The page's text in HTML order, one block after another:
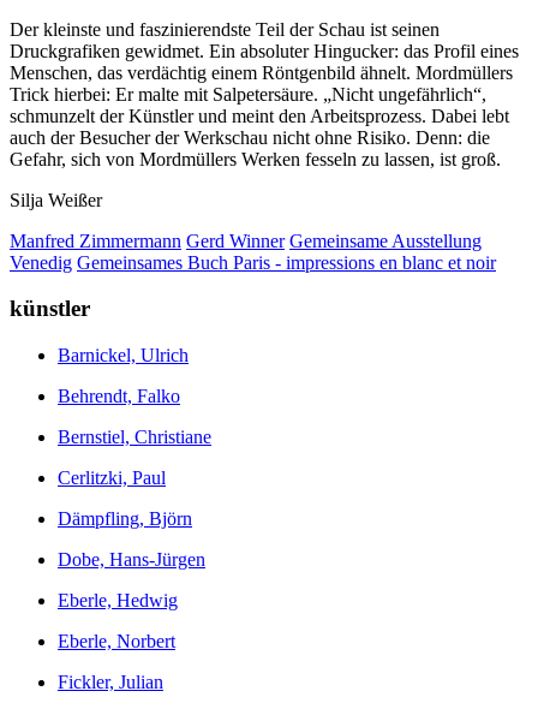
Der kleinste und faszinierendste Teil der Schau ist seinen
Druckgrafiken gewidmet. Ein absoluter Hingucker: das Profil eines
Menschen, das verdächtig einem Röntgenbild ähnelt. Mordmüllers
Trick hierbei: Er malte mit Salpetersäure. „Nicht ungefährlich“,
schmunzelt der Künstler und meint den Arbeitsprozess. Dabei lebt
auch der Besucher der Werkschau nicht ohne Risiko. Denn: die
Gefahr, sich von Mordmüllers Werken fesseln zu lassen, ist groß.
Silja Weißer
Manfred Zimmermann Gerd Winner Gemeinsame Ausstellung
Venedig Gemeinsames Buch Paris - impressions en blanc et noir
künstler
Barnickel, Ulrich
Behrendt, Falko
Bernstiel, Christiane
Cerlitzki, Paul
Dämpfling, Björn
Dobe, Hans-Jürgen
Eberle, Hedwig
Eberle, Norbert
Fickler, Julian